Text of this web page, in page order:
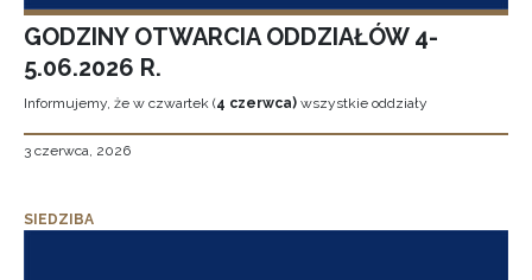
GODZINY OTWARCIA ODDZIAŁÓW 4-
5.06.2026 R.
Informujemy, że w czwartek (4 czerwca) wszystkie oddziały
3 czerwca, 2026
SIEDZIBA